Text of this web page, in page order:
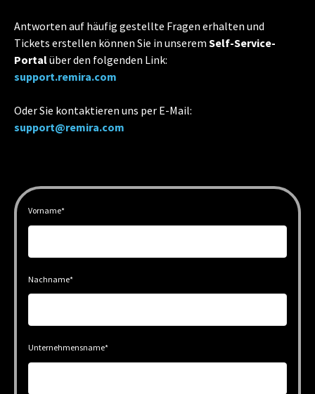
Antworten auf häufig gestellte Fragen erhalten und
Tickets erstellen können Sie in unserem Self-Service-
Portalüber den folgenden Link:
support.remira.com
Oder Sie kontaktieren uns per E-Mail:
support@remira.com
Vorname*
Nachname*
Unternehmensname*